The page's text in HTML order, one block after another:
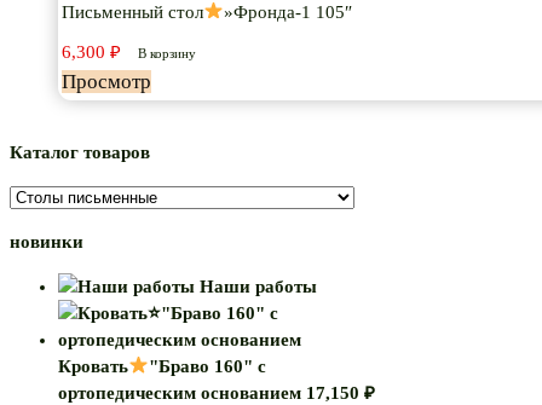
Письменный стол »Фронда-1 105″
6,300 ₽ В корзину
Просмотр
Каталог товаров
новинки
Наши работы
Кровать
"Браво 160" с
ортопедическим основанием 17,150 ₽